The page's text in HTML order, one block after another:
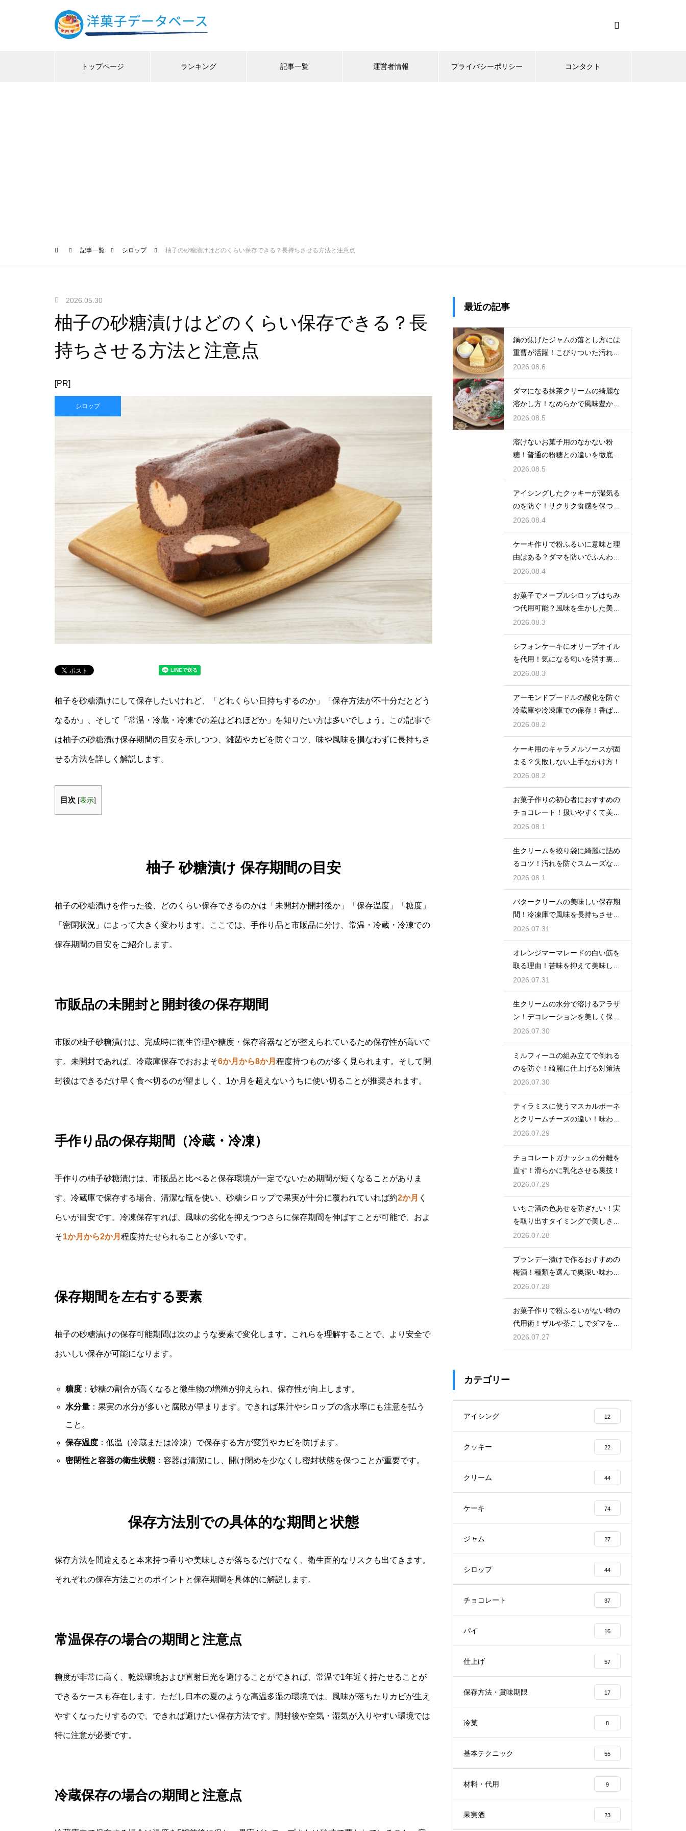
トップページ ランキング 記事一覧 運営者情報 プライバシーポリシー コンタクト
記事一覧 シロップ 柚子の砂糖漬けはどのくらい保存できる？長持ちさせる方法と注意点
2026.05.30
柚子の砂糖漬けはどのくらい保存できる？長
持ちさせる方法と注意点
[PR]
シロップ
柚子を砂糖漬けにして保存したいけれど、「どれくらい日持ちするのか」「保存方法が不十分だとどう
なるか」、そして「常温・冷蔵・冷凍での差はどれほどか」を知りたい方は多いでしょう。この記事で
は柚子の砂糖漬け保存期間の目安を示しつつ、雑菌やカビを防ぐコツ、味や風味を損なわずに長持ちさ
せる方法を詳しく解説します。
目次 [表示]
柚子 砂糖漬け 保存期間の目安
柚子の砂糖漬けを作った後、どのくらい保存できるのかは「未開封か開封後か」「保存温度」「糖度」
「密閉状況」によって大きく変わります。ここでは、手作り品と市販品に分け、常温・冷蔵・冷凍での
保存期間の目安をご紹介します。
市販品の未開封と開封後の保存期間
市販の柚子砂糖漬けは、完成時に衛生管理や糖度・保存容器などが整えられているため保存性が高いで
す。未開封であれば、冷蔵庫保存でおおよそ6か月から8か月 程度持つものが多く見られます。そして開
封後はできるだけ早く食べ切るのが望ましく、1か月を超えないうちに使い切ることが推奨されます。
手作り品の保存期間（冷蔵・冷凍）
手作りの柚子砂糖漬けは、市販品と比べると保存環境が一定でないため期間が短くなることがありま
す。冷蔵庫で保存する場合、清潔な瓶を使い、砂糖シロップで果実が十分に覆われていれば約2か月 く
らいが目安です。冷凍保存すれば、風味の劣化を抑えつつさらに保存期間を伸ばすことが可能で、およ
そ1か月から2か月 程度持たせられることが多いです。
保存期間を左右する要素
柚子の砂糖漬けの保存可能期間は次のような要素で変化します。これらを理解することで、より安全で
おいしい保存が可能になります。
糖度：砂糖の割合が高くなると微生物の増殖が抑えられ、保存性が向上します。
水分量：果実の水分が多いと腐敗が早まります。できれば果汁やシロップの含水率にも注意を払う
こと。
保存温度：低温（冷蔵または冷凍）で保存する方が変質やカビを防げます。
密閉性と容器の衛生状態：容器は清潔にし、開け閉めを少なくし密封状態を保つことが重要です。
保存方法別での具体的な期間と状態
保存方法を間違えると本来持つ香りや美味しさが落ちるだけでなく、衛生面的なリスクも出てきます。
それぞれの保存方法ごとのポイントと保存期間を具体的に解説します。
常温保存の場合の期間と注意点
糖度が非常に高く、乾燥環境および直射日光を避けることができれば、常温で1年近く持たせることが
できるケースも存在します。ただし日本の夏のような高温多湿の環境では、風味が落ちたりカビが生え
やすくなったりするので、できれば避けたい保存方法です。開封後や空気・湿気が入りやすい環境では
特に注意が必要です。
冷蔵保存の場合の期間と注意点
最近の記事
鍋の焦げたジャムの落とし方には
重曹が活躍！こびりついた汚れを
綺麗に落としてピカピカにする技
2026.08.6
ダマになる抹茶クリームの綺麗な
溶かし方！なめらかで風味豊かな
クリームを作る
2026.08.5
溶けないお菓子用のなかない粉
糖！普通の粉糖との違いを徹底解
説
2026.08.5
アイシングしたクッキーが湿気る
のを防ぐ！サクサク食感を保つ裏
技
2026.08.4
ケーキ作りで粉ふるいに意味と理
由はある？ダマを防いでふんわり
と軽い生地に焼き上げるための基
本
2026.08.4
お菓子でメープルシロップはちみ
つ代用可能？風味を生かした美味
しい技
2026.08.3
シフォンケーキにオリーブオイル
を代用！気になる匂いを消す裏ワ
ザ
2026.08.3
アーモンドプードルの酸化を防ぐ
冷蔵庫や冷凍庫での保存！香ばし
い風味を保ってお菓子を美味しく
する
2026.08.2
ケーキ用のキャラメルソースが固
まる？失敗しない上手なかけ方！
2026.08.2
お菓子作りの初心者におすすめの
チョコレート！扱いやすくて美味
しい種類を紹介
2026.08.1
生クリームを絞り袋に綺麗に詰め
るコツ！汚れを防ぐスムーズな入
れ方
2026.08.1
バタークリームの美味しい保存期
間！冷凍庫で風味を長持ちさせる
コツ
2026.07.31
オレンジマーマレードの白い筋を
取る理由！苦味を抑えて美味しい
ジャムに仕上げる
2026.07.31
生クリームの水分で溶けるアラザ
ン！デコレーションを美しく保つ
ための飾るタイミングとコツ
2026.07.30
ミルフィーユの組み立てで倒れる
のを防ぐ！綺麗に仕上げる対策法
2026.07.30
ティラミスに使うマスカルポーネ
とクリームチーズの違い！味わい
を比較
2026.07.29
チョコレートガナッシュの分離を
直す！滑らかに乳化させる裏技！
2026.07.29
いちご酒の色あせを防ぎたい！実
を取り出すタイミングで美しさを
保つ
2026.07.28
ブランデー漬けで作るおすすめの
梅酒！種類を選んで奥深い味わい
と香りを堪能する
2026.07.28
お菓子作りで粉ふるいがない時の
代用術！ザルや茶こしでダマを防
ぐ
2026.07.27
カテゴリー
アイシング 12
クッキー 22
クリーム 44
ケーキ 74
ジャム 27
シロップ 44
チョコレート 37
パイ 16
仕上げ 57
保存方法・賞味期限 17
冷菓 8
基本テクニック 55
材料・代用 9
果実酒 23